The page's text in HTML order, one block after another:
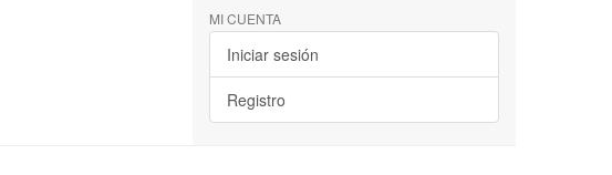
MI CUENTA
Iniciar sesión
Registro